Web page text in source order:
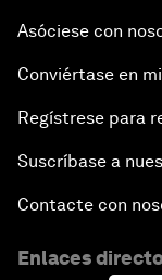
Asóciese con
Conviértase en
Regístrese para
Suscríbase a
Contacte con
Enlaces